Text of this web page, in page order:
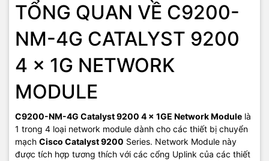
TỔNG QUAN VỀ C9200-
NM-4G CATALYST 9200
4 x 1G NETWORK
MODULE
C9200-NM-4G Catalyst 9200 4 x 1GE Network Module là
1 trong 4 loại network module dành cho các thiết bị chuyển
mạch Cisco Catalyst 9200 Series. Network Module này
được tích hợp tương thích với các cổng Uplink của các thiết
công nghệ khác.
TIC.VN cam kết mang đếnsản phẩm chính
hãng, giá tốt, dịch vụ chuyên nghiệp , đáp ứng tối đa nhu cầu của
doanh nghiệp cũng như gia đình và cá nhân.